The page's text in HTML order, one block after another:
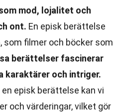
mod, lojalitet och
ont. En episk berättelse
som filmer och böcker som
berättelser fascinerar
karaktärer och intriger.
episk berättelse kan vi
och värderingar, vilket gör